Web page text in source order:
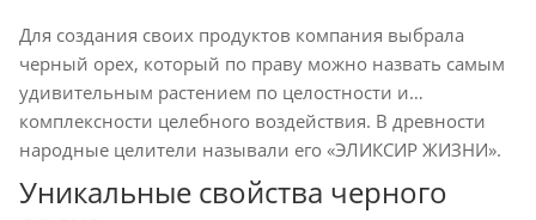
Для создания своих продуктов компания выбрала
черный орех, который по праву можно назвать самым
удивительным растением по целостности и
комплексности целебного воздействия. В древности
народные целители называли его «ЭЛИКСИР ЖИЗНИ».
Уникальные свойства черного